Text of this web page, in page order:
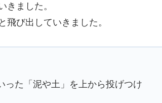
きました。
び出していきました。
った「泥や土」を上から投げつけ